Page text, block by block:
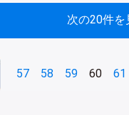
次の20件を
57 58 59 60 61